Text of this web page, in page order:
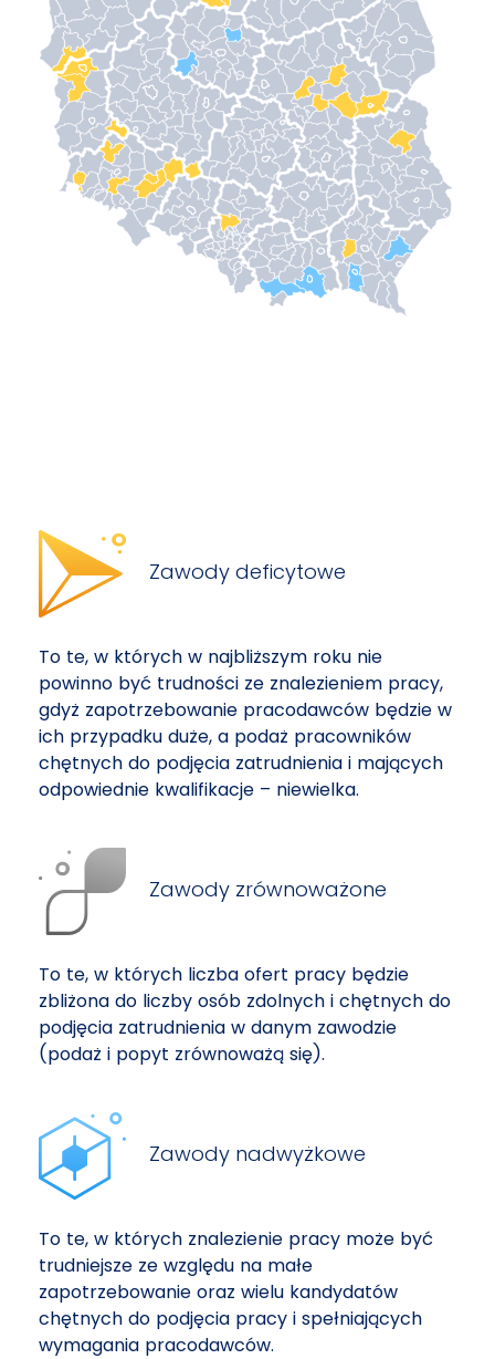
Zawody deficytowe
To te, w których w najbliższym roku nie
powinno być trudności ze znalezieniem pracy,
gdyż zapotrzebowanie pracodawców będzie w
ich przypadku duże, a podaż pracowników
chętnych do podjęcia zatrudnienia i mających
odpowiednie kwalifikacje – niewielka.
Zawody zrównoważone
To te, w których liczba ofert pracy będzie
zbliżona do liczby osób zdolnych i chętnych do
podjęcia zatrudnienia w danym zawodzie
(podaż i popyt zrównoważą się).
Zawody nadwyżkowe
To te, w których znalezienie pracy może być
trudniejsze ze względu na małe
zapotrzebowanie oraz wielu kandydatów
chętnych do podjęcia pracy i spełniających
wymagania pracodawców.